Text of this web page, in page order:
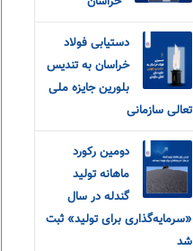
دستیابی فولاد
خراسان به تندیس
بلورین جایزه ملی
تعالی سازمانی
دومین رکورد
ماهانه تولید
گندله در سال
«سرمایه‌گذاری برای تولید» ثبت
شد